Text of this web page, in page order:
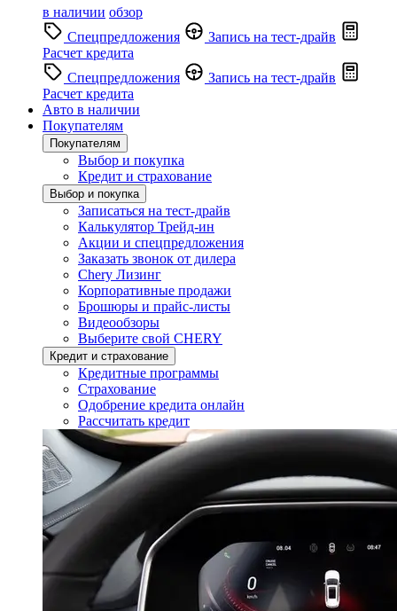
в наличии обзор
Спецпредложения
Запись на тест-драйв
Расчет кредита
Спецпредложения
Запись на тест-драйв
Расчет кредита
Авто в наличии
Покупателям
Покупателям
Выбор и покупка
Кредит и страхование
Выбор и покупка
Записаться на тест-драйв
Калькулятор Трейд-ин
Акции и спецпредложения
Заказать звонок от дилера
Chery Лизинг
Корпоративные продажи
Брошюры и прайс-листы
Видеообзоры
Выберите свой CHERY
Кредит и страхование
Кредитные программы
Страхование
Одобрение кредита онлайн
Рассчитать кредит